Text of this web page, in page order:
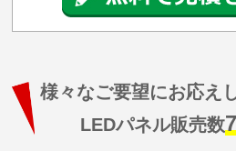
様々なご要望にお応え
LEDパネル販売数